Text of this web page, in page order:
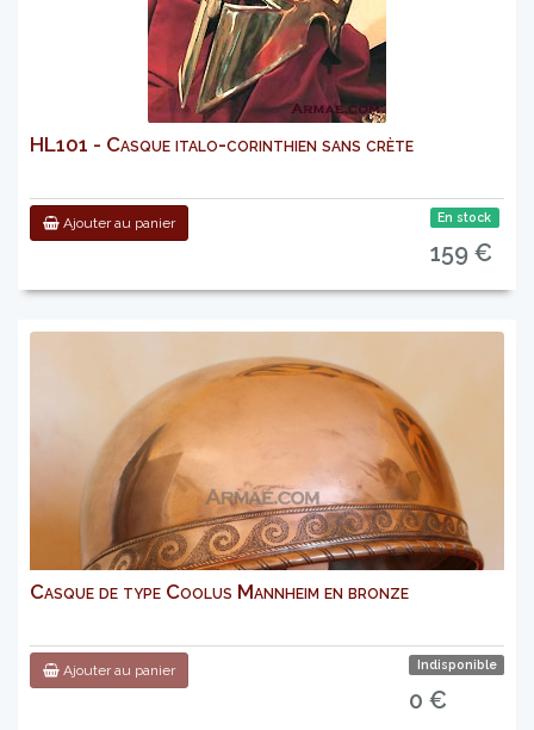
HL101 - Casque italo-corinthien sans crète
Ajouter au panier En stock
159 €
Casque de type Coolus Mannheim en bronze
Ajouter au panier Indisponible
0 €